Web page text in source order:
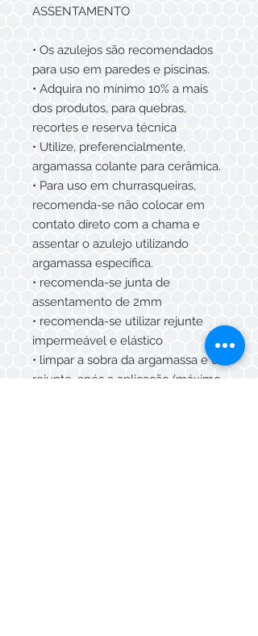
ASSENTAMENTO
• Os azulejos são recomendados
para uso em paredes e piscinas.
• Adquira no mínimo 10% a mais
dos produtos, para quebras,
recortes e reserva técnica
• Utilize, preferencialmente,
argamassa colante para cerâmica.
• Para uso em churrasqueiras,
recomenda-se não colocar em
contato direto com a chama e
assentar o azulejo utilizando
argamassa específica.
• recomenda-se junta de
assentamento de 2mm
• recomenda-se utilizar rejunte
impermeável e elástico
• limpar a sobra da argamassa e do
rejunte, após a aplicação (máximo